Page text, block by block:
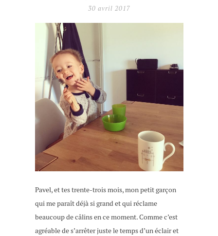
30 avril 2017
Pavel, et tes trente-trois mois, mon petit garçon
qui me paraît déjà si grand et qui réclame
beaucoup de câlins en ce moment. Comme c’est
agréable de s’arrêter juste le temps d’un éclair et